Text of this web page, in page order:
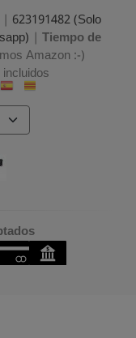
| 623191482 (Solo
| Tiempo de
Amazon :-)